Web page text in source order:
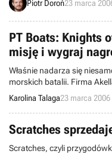
Piotr Doroń23 marca
PT Boats: Knights
misję i wygraj
Właśnie nadarza się
morskich batalii. Firma
symulatora o nazwie PT
międzynarodowy konkurs
Karolina Talaga23 marca
Scratches
Scratches, czyli